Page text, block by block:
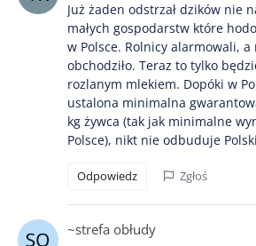
Już żaden odstrzał dzików nie
małych gospodarstw które
w Polsce. Rolnicy alarmowali,
obchodziło. Teraz to tylko
rozlanym mlekiem. Dopóki w
ustalona minimalna
kg żywca (tak jak minimalne
Polsce), nikt nie odbuduje
Odpowiedz Zgłoś
~strefa obłudy